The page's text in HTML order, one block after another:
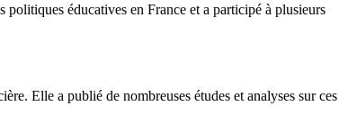
éducatives en France et a participé à plusieurs
Elle a publié de nombreuses études et analyses sur ces